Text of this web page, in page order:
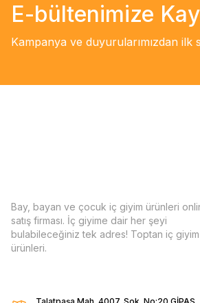
E-bültenimize
Kampanya ve duyurularımızdan ilk
Bay, bayan ve çocuk iç giyim ürünleri
satış firması. İç giyime dair her şeyi
bulabileceğiniz tek adres! Toptan iç giyim
ürünleri.